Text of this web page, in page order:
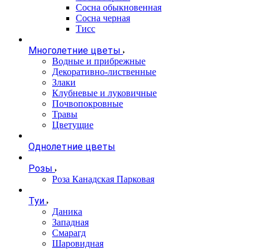
Сосна обыкновенная
Сосна черная
Тисс
Многолетние цветы
Водные и прибрежные
Декоративно-лиственные
Злаки
Клубневые и луковичные
Почвопокровные
Травы
Цветущие
Однолетние цветы
Розы
Роза Канадская Парковая
Туи
Даника
Западная
Смарагд
Шаровидная